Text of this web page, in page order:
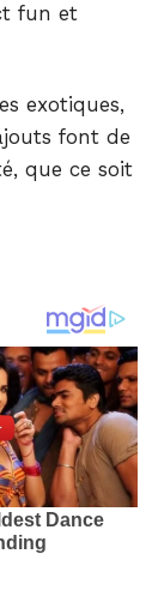
fun et
exotiques,
font de
que ce soit